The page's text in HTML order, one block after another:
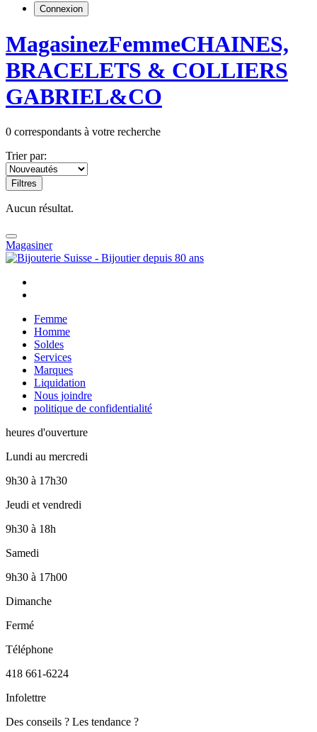
Connexion
MagasinezFemmeCHAINES,
BRACELETS & COLLIERS
GABRIEL&CO
0 correspondants à votre recherche
Trier par:
Filtres
Aucun résultat.
Magasiner
Femme
Homme
Soldes
Services
Marques
Liquidation
Nous joindre
politique de confidentialité
heures d'ouverture
Lundi au mercredi
9h30 à 17h30
Jeudi et vendredi
9h30 à 18h
Samedi
9h30 à 17h00
Dimanche
Fermé
Téléphone
418 661-6224
Infolettre
Des conseils ? Les tendance ?